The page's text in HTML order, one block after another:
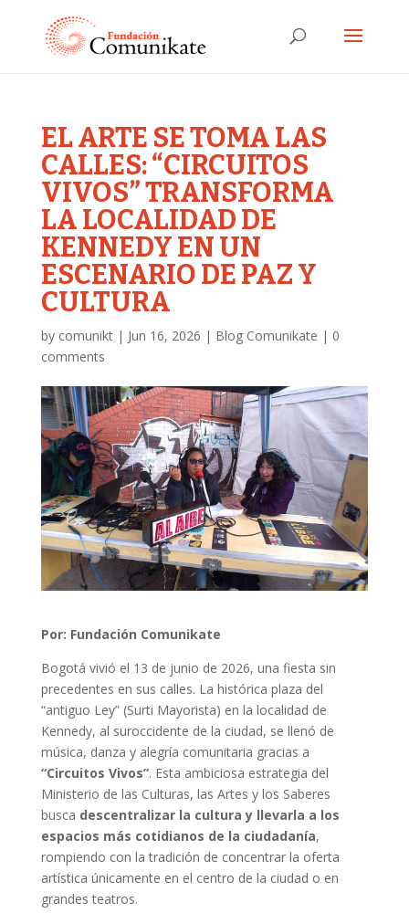
EL ARTE SE TOMA LAS
CALLES: “CIRCUITOS
VIVOS” TRANSFORMA
LA LOCALIDAD DE
KENNEDY EN UN
ESCENARIO DE PAZ Y
CULTURA
by comunikt| Jun 16, 2026 | Blog Comunikate | 0
comments
Por: Fundación Comunikate
Bogotá vivió el 13 de junio de 2026, una fiesta sin
precedentes en sus calles. La histórica plaza del
“antiguo Ley” (Surti Mayorista) en la localidad de
Kennedy, al suroccidente de la ciudad, se llenó de
música, danza y alegría comunitaria gracias a
“Circuitos Vivos”. Esta ambiciosa estrategia del
Ministerio de las Culturas, las Artes y los Saberes
busca descentralizar la cultura y llevarla a los
espacios más cotidianos de la ciudadanía,
rompiendo con la tradición de concentrar la oferta
artística únicamente en el centro de la ciudad o en
grandes teatros.